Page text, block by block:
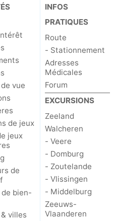
vue
de jeux
jeux
de
bien-
villes
INFOS
PRATIQUES
Route
- Stationnement
Adresses
Médicales
Forum
EXCURSIONS
Zeeland
Walcheren
- Veere
- Domburg
- Zoutelande
- Vlissingen
- Middelburg
Zeeuws-
Vlaanderen